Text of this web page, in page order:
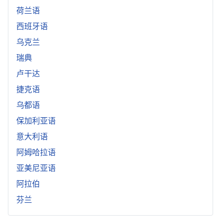
荷兰语
西班牙语
乌克兰
瑞典
卢干达
捷克语
乌都语
保加利亚语
意大利语
阿姆哈拉语
亚美尼亚语
阿拉伯
芬兰